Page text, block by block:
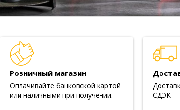
Розничный магазин
Оплачивайте банковской картой
или наличными при получении.
СДЭК